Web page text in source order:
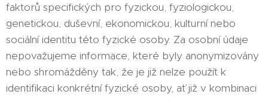
faktorů specifických pro fyzickou, fyziologickou,
genetickou, duševní, ekonomickou, kulturní nebo
sociální identitu této fyzické osoby. Za osobní údaje
nepovažujeme informace, které byly anonymizovány
nebo shromážděny tak, že je již nelze použít k
identifikaci konkrétní fyzické osoby, ať již v kombinaci